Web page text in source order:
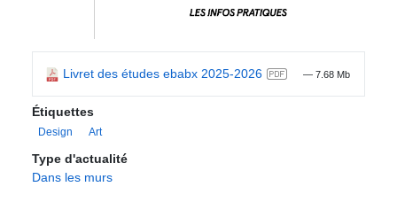
Livret des études ebabx 2025-2026 — 7.68 Mb
Étiquettes
Design Art
Type d'actualité
Dans les murs